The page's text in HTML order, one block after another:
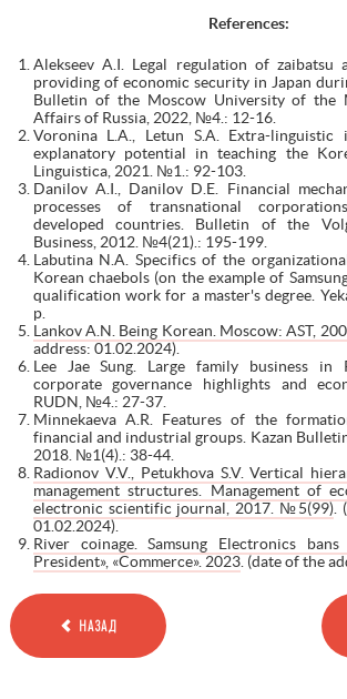
References:
Alekseev A.I. Legal regulation of zaibatsu
providing of economic security in Japan
Bulletin of the Moscow University of the
Affairs of Russia, 2022, №4.: 12-16.
Voronina L.A., Letun S.A. Extra-
explanatory potential in teaching the
Linguistica, 2021. №1.: 92-103.
Danilov A.I., Danilov D.E. Financial
processes of transnational
developed countries. Bulletin of the
Business, 2012. №4(21).: 195-199.
Labutina N.A. Specifics of the
Korean chaebols (on the example of
qualification work for a master's degree.
p.
Lankov A.N. Being Korean. Moscow: AST,
address: 01.02.2024).
Lee Jae Sung. Large family business in
corporate governance highlights and
RUDN, №4.: 27-37.
Minnekaeva A.R. Features of the
financial and industrial groups. Kazan
2018. №1(4).: 38-44.
Radionov V.V., Petukhova S.V. Vertical
management structures. Management of
electronic scientific journal, 2017. №5(99).
01.02.2024).
River coinage. Samsung Electronics
President», «Commerce». 2023. (date of the
НАЗАД